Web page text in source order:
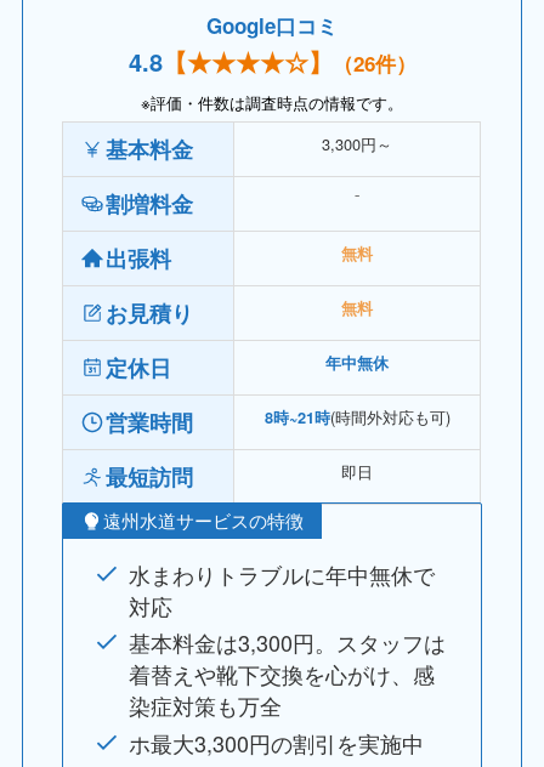
Google口コミ
4.8【★★★★☆】 （26件）
※評価・件数は調査時点の情報です。
基本料金 3,300円～
割増料金 ⁻
出張料 無料
お見積り 無料
定休日 年中無休
営業時間 8時~21時(時間外対応も可)
最短訪問 即日
遠州水道サービスの特徴
水まわりトラブルに年中無休で
対応
基本料金は3,300円。スタッフは
着替えや靴下交換を心がけ、感
染症対策も万全
ホ最大3,300円の割引を実施中